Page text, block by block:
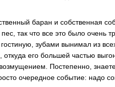
баран и собственная
так что все это было очень
зубами вынимал из
его большей частью
Постепенно,
очередное событие: надо